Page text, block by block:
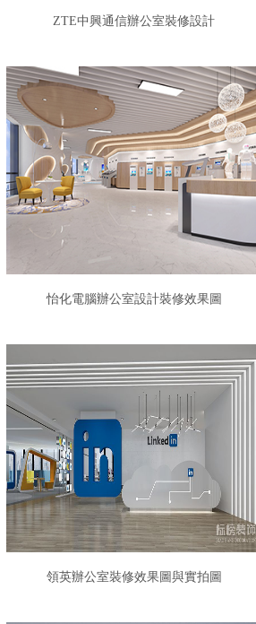
​ZTE中興通信辦公室裝修設計
怡化電腦辦公室設計裝修效果圖
領英辦公室裝修效果圖與實拍圖